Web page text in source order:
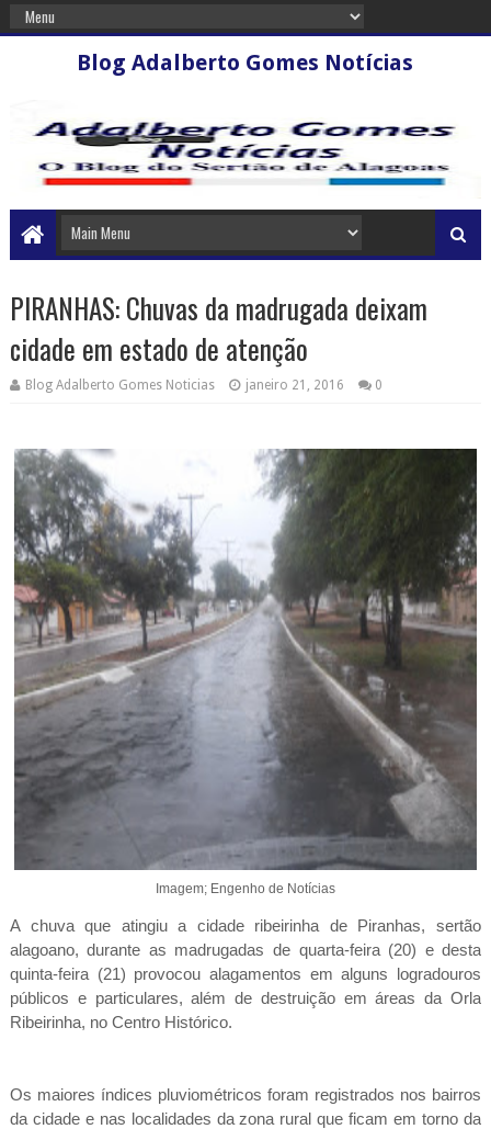
Blog Adalberto Gomes Notícias
PIRANHAS: Chuvas da madrugada deixam
cidade em estado de atenção
Blog Adalberto Gomes Noticias janeiro 21, 2016 0
Imagem; Engenho de Notícias
A chuva que atingiu a cidade ribeirinha de Piranhas, sertão
alagoano, durante as madrugadas de quarta-feira (20) e desta
quinta-feira (21) provocou alagamentos em alguns logradouros
públicos e particulares, além de destruição em áreas da Orla
Ribeirinha, no Centro Histórico.
Os maiores índices pluviométricos foram registrados nos bairros
da cidade e nas localidades da zona rural que ficam em torno da